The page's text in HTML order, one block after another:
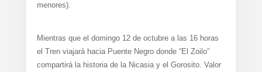
menores).
Mientras que el domingo 12 de octubre a las 16 horas
el Tren viajará hacia Puente Negro donde “El Zoilo”
compartirá la historia de la Nicasia y el Gorosito. Valor